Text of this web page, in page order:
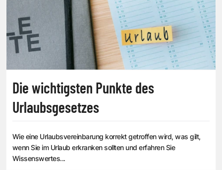
Die wichtigsten Punkte des
Urlaubsgesetzes
Wie eine Urlaubsvereinbarung korrekt getroffen wird, was gilt,
wenn Sie im Urlaub erkranken sollten und erfahren Sie
Wissenswertes...